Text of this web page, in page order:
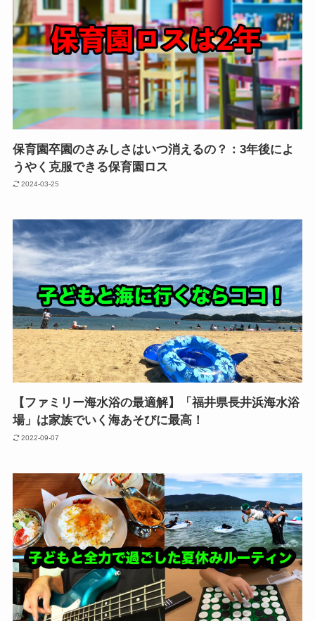
保育園卒園のさみしさはいつ消えるの？：3年後によ
うやく克服できる保育園ロス
2024-03-25
【ファミリー海水浴の最適解】「福井県長井浜海水浴
場」は家族でいく海あそびに最高！
2022-09-07